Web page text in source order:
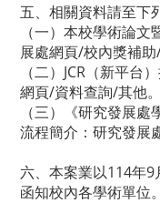
五、相關資料請至下
（一）本校學術論
展處網頁/校內獎補助
（二）JCR（新平台
網頁/資料查詢/其他。
（三）《研究發展
流程簡介：研究發展
六、本案業以114年
函知校內各學術單位。